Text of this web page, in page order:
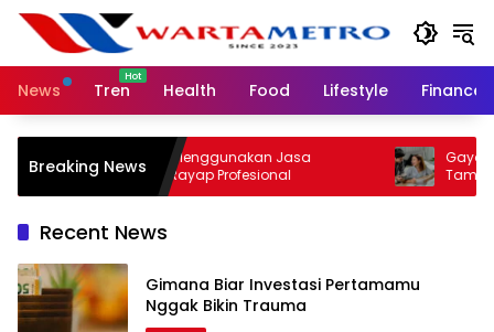
Skip
content
News
Tren Health Food Lifestyle Finance
Breaking News
Pentingnya Menggunakan Jasa
Pembasmi Rayap Profesional
Gaya
Tampil
Recent News
Gimana Biar Investasi Pertamamu
Nggak Bikin Trauma